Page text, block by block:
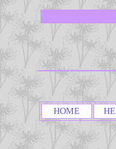
HOME